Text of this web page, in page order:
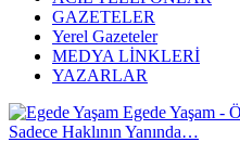
GAZETELER
Yerel Gazeteler
MEDYA LİNKLERİ
YAZARLAR
Egede Yaşam -
Sadece Haklının Yanında…